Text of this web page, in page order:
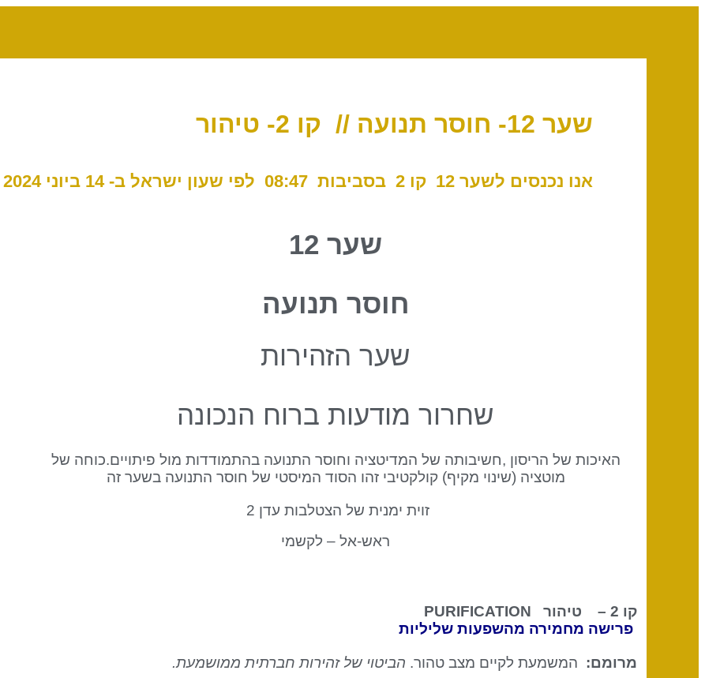
שער 12- חוסר תנועה // קו 2- טיהור
אנו נכנסים לשער 12 קו 2 בסביבות 08:47 לפי שעון ישראל ב- 14 ביוני 2024
שער 12
חוסר תנועה
שער הזהירות
שחרור מודעות ברוח הנכונה
האיכות של הריסון ,חשיבותה של המדיטציה וחוסר התנועה בהתמודדות מול פיתויים.כוחה של
מוטציה (שינוי מקיף) קולקטיבי זהו הסוד המיסטי של חוסר התנועה בשער זה
זוית ימנית של הצטלבות עדן 2
ראש-אל – לקשמי
קו 2 – טיהור
פרישה מחמירה מהשפעות שליליות
מרומם: המשמעת לקיים מצב טהור. הביטוי של זהירות חברתית ממושמעת.